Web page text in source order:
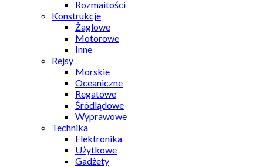
Rozmaitości
Konstrukcje
Żaglowe
Motorowe
Inne
Rejsy
Morskie
Oceaniczne
Regatowe
Śródlądowe
Wyprawowe
Technika
Elektronika
Użytkowe
Gadżety